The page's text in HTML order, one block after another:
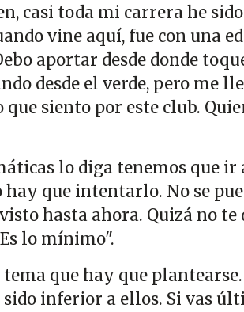
casi toda mi carrera he sido
vine aquí, fue con una
aportar desde donde
desde el verde, pero me
siento por este club.
lo diga tenemos que ir
que intentarlo. No se
hasta ahora. Quizá no te
lo mínimo".
tema que hay que
inferior a ellos. Si vas